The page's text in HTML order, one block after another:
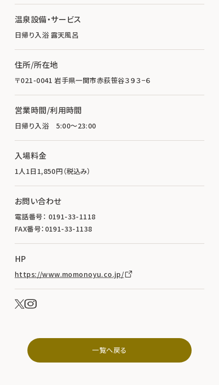
温泉設備・サービス
日帰り入浴 露天風呂
住所/所在地
〒021-0041 岩手県一関市赤荻笹谷３９３−６
営業時間/利用時間
日帰り入浴 5:00～23:00
入場料金
1人1日1,850円（税込み）
お問い合わせ
電話番号： 0191-33-1118
FAX番号：0191-33-1138
HP
https://www.momonoyu.co.jp/
一覧へ戻る